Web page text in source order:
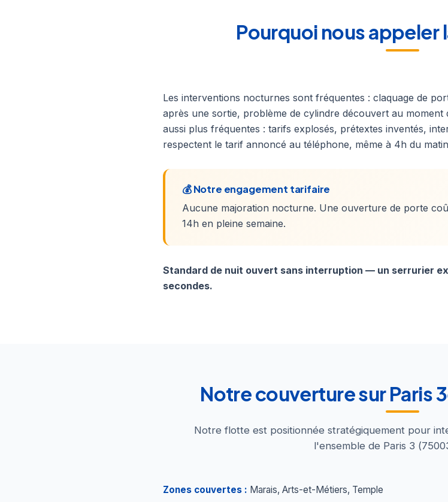
Pourquoi nous appeler
Les interventions nocturnes sont fréquentes : claquage de
après une sortie, problème de cylindre découvert au
aussi plus fréquentes : tarifs explosés, prétextes inventés,
respectent le tarif annoncé au téléphone, même à 4h du
💰 Notre engagement tarifaire
Aucune majoration nocturne. Une ouverture de porte
14h en pleine semaine.
Standard de nuit ouvert sans interruption — un serrurier
secondes.
Notre couverture sur Paris
Notre flotte est positionnée stratégiquement pour
l'ensemble de Paris 3
Zones couvertes : Marais, Arts-et-Métiers, Temple